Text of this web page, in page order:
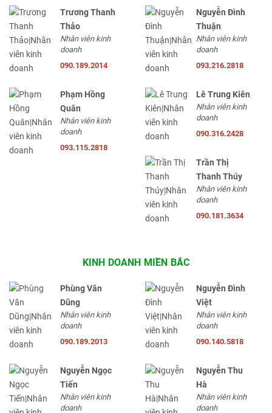
Trương Thanh
Thảo
Nhân viên kinh
doanh
090.189.2014
Nguyễn Đình
Thuận
Nhân viên kinh
doanh
093.216.2818
Phạm Hồng
Quân
Nhân viên kinh
doanh
093.115.2818
Lê Trung Kiên
Nhân viên kinh
doanh
090.316.2428
Trần Thị
Thanh Thúy
Nhân viên kinh
doanh
090.181.3634
KINH DOANH MIỀN BẮC
Phùng Văn
Dũng
Nhân viên kinh
doanh
090.189.2013
Nguyễn Đình
Việt
Nhân viên kinh
doanh
090.140.5818
Nguyễn Ngọc
Tiến
Nhân viên kinh
doanh
Nguyễn Thu
Hà
Nhân viên kinh
doanh